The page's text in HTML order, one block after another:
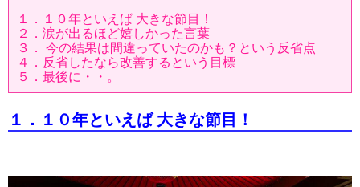
１．１０年といえば 大きな節目！
２．涙が出るほど嬉しかった言葉
３． 今の結果は間違っていたのかも？という反省点
４．反省したなら改善するという目標
５．最後に・・。
１．１０年といえば 大きな節目！